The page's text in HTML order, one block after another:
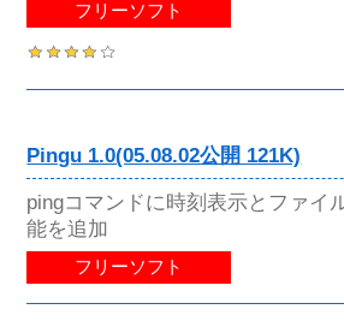
フリーソフト
Pingu 1.0(05.08.02公開 121K)
pingコマンドに時刻表示とファイ
能を追加
フリーソフト